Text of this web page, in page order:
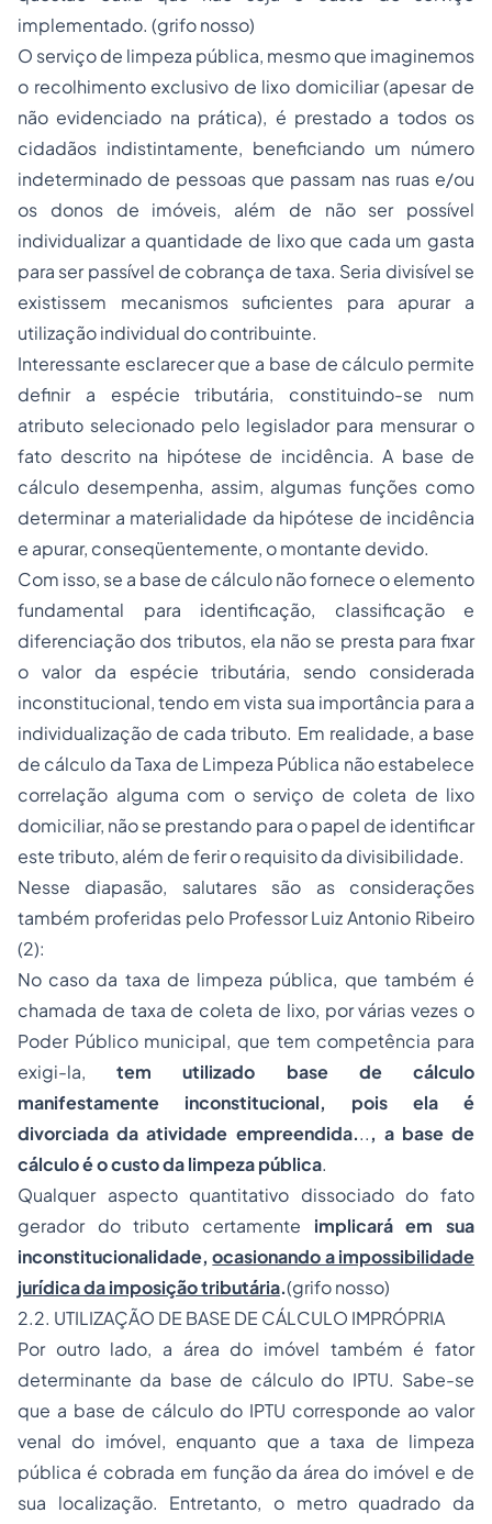
implementado. (grifo nosso)
O serviço de limpeza pública, mesmo que imaginemos
o recolhimento exclusivo de lixo domiciliar (apesar de
não evidenciado na prática), é prestado a todos os
cidadãos indistintamente, beneficiando um número
indeterminado de pessoas que passam nas ruas e/ou
os donos de imóveis, além de não ser possível
individualizar a quantidade de lixo que cada um gasta
para ser passível de cobrança de taxa. Seria divisível se
existissem mecanismos suficientes para apurar a
utilização individual do contribuinte.
Interessante esclarecer que a base de cálculo permite
definir a espécie tributária, constituindo-se num
atributo selecionado pelo legislador para mensurar o
fato descrito na hipótese de incidência. A base de
cálculo desempenha, assim, algumas funções como
determinar a materialidade da hipótese de incidência
e apurar, conseqüentemente, o montante devido.
Com isso, se a base de cálculo não fornece o elemento
fundamental para identificação, classificação e
diferenciação dos tributos, ela não se presta para fixar
o valor da espécie tributária, sendo considerada
inconstitucional, tendo em vista sua importância para a
individualização de cada tributo. Em realidade, a base
de cálculo da Taxa de Limpeza Pública não estabelece
correlação alguma com o serviço de coleta de lixo
domiciliar, não se prestando para o papel de identificar
este tributo, além de ferir o requisito da divisibilidade.
Nesse diapasão, salutares são as considerações
também proferidas pelo Professor Luiz Antonio Ribeiro
(2):
No caso da taxa de limpeza pública, que também é
chamada de taxa de coleta de lixo, por várias vezes o
Poder Público municipal, que tem competência para
exigi-la,tem utilizado base de cálculo
manifestamente inconstitucional, pois ela é
divorciada da atividade empreendida..., a base de
cálculo é o custo da limpeza pública.
Qualquer aspecto quantitativo dissociado do fato
gerador do tributo certamente implicará em sua
inconstitucionalidade,ocasionando a impossibilidade
jurídica da imposição tributária.(grifo nosso)
2.2. UTILIZAÇÃO DE BASE DE CÁLCULO IMPRÓPRIA
Por outro lado, a área do imóvel também é fator
determinante da base de cálculo do IPTU. Sabe-se
que a base de cálculo do IPTU corresponde ao valor
venal do imóvel, enquanto que a taxa de limpeza
pública é cobrada em função da área do imóvel e de
sua localização. Entretanto, o metro quadrado da